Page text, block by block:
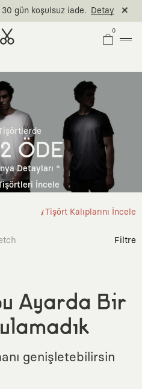
gün koşulsuz iade. Detay
0
ÖDE
Detayları *
İncele
Tişört Kalıplarını İncele
Filtre
Ayarda Bir
genişletebilirsin